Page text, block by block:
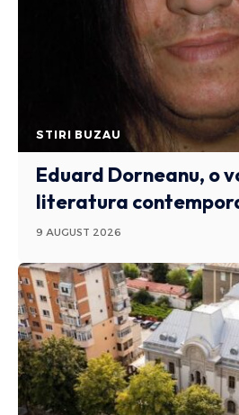
STIRI BUZAU
Eduard Dorneanu, o
literatura
9 AUGUST 2026